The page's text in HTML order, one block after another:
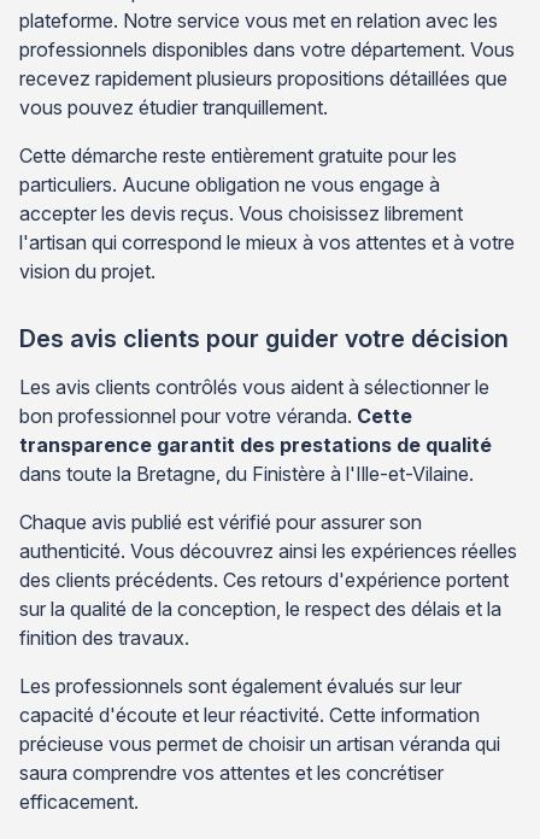
plateforme. Notre service vous met en relation avec les
professionnels disponibles dans votre département. Vous
recevez rapidement plusieurs propositions détaillées que
vous pouvez étudier tranquillement.
Cette démarche reste entièrement gratuite pour les
particuliers. Aucune obligation ne vous engage à
accepter les devis reçus. Vous choisissez librement
l'artisan qui correspond le mieux à vos attentes et à votre
vision du projet.
Des avis clients pour guider votre décision
Les avis clients contrôlés vous aident à sélectionner le
bon professionnel pour votre véranda. Cette
transparence garantit des prestations de qualité
dans toute la Bretagne, du Finistère à l'Ille-et-Vilaine.
Chaque avis publié est vérifié pour assurer son
authenticité. Vous découvrez ainsi les expériences réelles
des clients précédents. Ces retours d'expérience portent
sur la qualité de la conception, le respect des délais et la
finition des travaux.
Les professionnels sont également évalués sur leur
capacité d'écoute et leur réactivité. Cette information
précieuse vous permet de choisir un artisan véranda qui
saura comprendre vos attentes et les concrétiser
efficacement.